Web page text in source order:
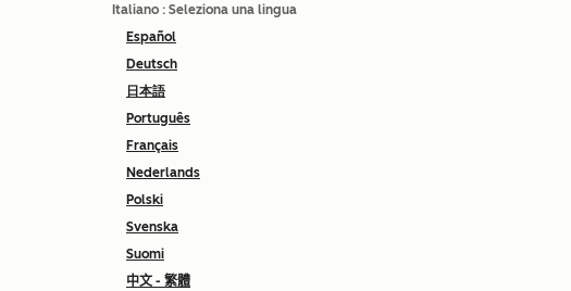
Italiano : Seleziona una lingua
Español
Deutsch
日本語
Português
Français
Nederlands
Polski
Svenska
Suomi
中文 - 繁體